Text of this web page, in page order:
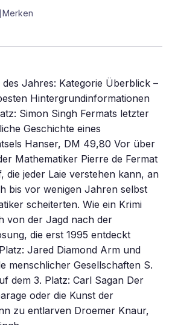
Merken
Jahres: Kategorie Überblick –
Hintergrundinformationen
Simon Singh Fermats letzter
Geschichte eines
Hanser, DM 49,80 Vor über
Mathematiker Pierre de Fermat
die jeder Laie verstehen kann, an
bis vor wenigen Jahren selbst
scheiterten. Wie ein Krimi
von der Jagd nach der
die erst 1995 entdeckt
Jared Diamond Arm und
menschlicher Gesellschaften S.
dem 3. Platz: Carl Sagan Der
oder die Kunst der
zu entlarven Droemer Knaur,